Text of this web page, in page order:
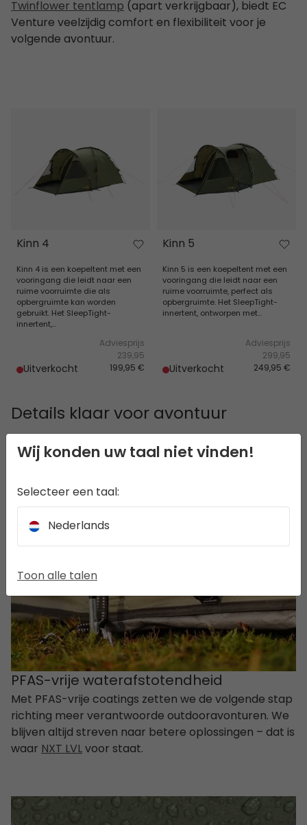
Twinflower tentlamp(apart verkrijgbaar), biedt EC
Venture veelzijdig comfort en flexibiliteit voor je
volgende avontuur.
Kinn 4
Kinn 4 is een koepeltent met een
vooringang die leidt naar een
ruime voorruimte die als
opbergruimte kan worden
gebruikt. Het SleepTight-
innertent,...
Uitverkocht
Adviesprijs
239,95
199,95 €
Kinn 5
Kinn 5 is een koepeltent met een
vooringang die leidt naar een
ruime voorruimte, perfect als
opbergruimte. Het SleepTight-
innertent, ontworpen met...
Uitverkocht
Adviesprijs
299,95
249,95 €
Details klaar voor avontuur
PFAS-vrije waterafstotendheid
Met PFAS-vrije coatings zetten we de volgende stap
richting meer verantwoorde outdooravonturen. We
blijven altijd streven naar betere oplossingen – dat is
waarNXT LVLvoor staat.
Wij konden uw taal niet vinden!
Selecteer een taal:
Nederlands
Toon alle talen